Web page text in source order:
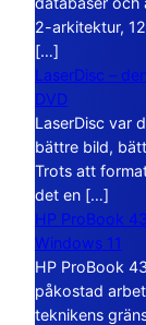
2-arkitektur,
[…]
LaserDisc –
DVD
LaserDisc var
bättre bild,
Trots att
det en […]
HP ProBook
Windows 11
HP ProBook
påkostad
teknikens